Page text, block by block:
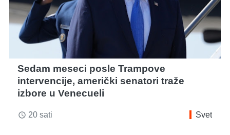
Sedam meseci posle Trampove
intervencije, američki senatori traže
izbore u Venecueli
access_time 20 sati Svet